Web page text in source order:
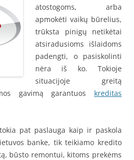
atostogoms, arba
apmokėti vaikų būrelius,
trūksta pinigų netikėtai
atsiradusioms išlaidoms
padengti, o pasiskolinti
nėra iš ko. Tokioje
situacijoje greitą
gavimą garantuos kreditas
pat paslauga kaip ir paskola
banke, tik teikiamo kredito
būsto remontui, kitoms prekėms